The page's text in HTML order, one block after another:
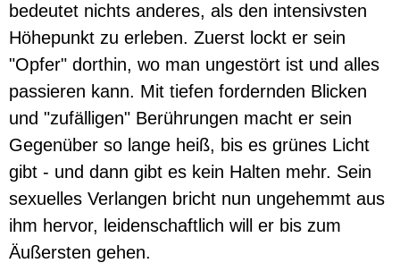
bedeutet nichts anderes, als den intensivsten
Höhepunkt zu erleben. Zuerst lockt er sein
"Opfer" dorthin, wo man ungestört ist und alles
passieren kann. Mit tiefen fordernden Blicken
und "zufälligen" Berührungen macht er sein
Gegenüber so lange heiß, bis es grünes Licht
gibt - und dann gibt es kein Halten mehr. Sein
sexuelles Verlangen bricht nun ungehemmt aus
ihm hervor, leidenschaftlich will er bis zum
Äußersten gehen.